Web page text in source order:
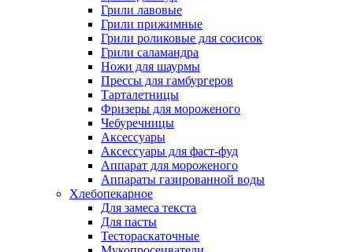
Грили лавовые
Грили прижимные
Грили роликовые для сосисок
Грили саламандра
Ножи для шаурмы
Прессы для гамбургеров
Тарталетницы
Фризеры для мороженого
Чебуречницы
Аксессуары
Аксессуары для фаст-фуд
Аппарат для мороженого
Аппараты газированной воды
Хлебопекарное
Для замеса текста
Для пасты
Тестораскаточные